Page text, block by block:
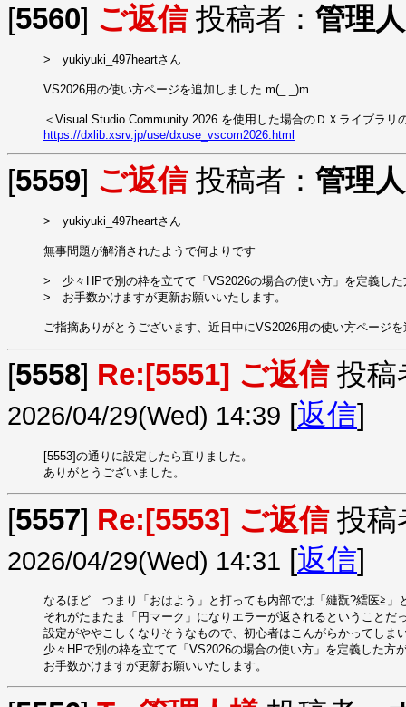
[5560] ご返信投稿者： 管理人
>　yukiyuki_497heartさん
VS2026用の使い方ページを追加しました m(_ _)m
https://dxlib.xsrv.jp/use/dxuse_vscom2026.html
[5559] ご返信投稿者： 管理人
>　yukiyuki_497heartさん
無事問題が解消されたようで何よりです
>　少々HPで別の枠を立てて「VS2026の場合の使い方」を定義し
>　お手数かけますが更新お願いいたします。
ご指摘ありがとうございます、近日中にVS2026用の使い方ページ
[5558] Re:[5551] ご返信投稿
2026/04/29(Wed) 14:39 [返信]
[5553]の通りに設定したら直りました。
ありがとうございました。
[5557] Re:[5553] ご返信投稿
2026/04/29(Wed) 14:31 [返信]
なるほど…つまり「おはよう」と打っても内部では「縺翫?繧医≧」
それがたまたま「円マーク」になりエラーが返されるということだ
設定がややこしくなりそうなもので、初心者はこんがらかってしま
少々HPで別の枠を立てて「VS2026の場合の使い方」を定義した方
お手数かけますが更新お願いいたします。